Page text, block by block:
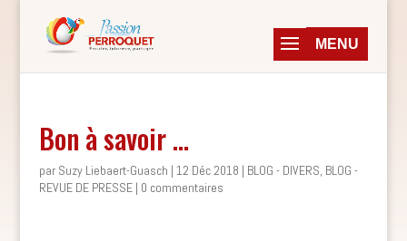
Bon à savoir …
par Suzy Liebaert-Guasch | 12 Déc 2018 | BLOG - DIVERS, BLOG -
REVUE DE PRESSE| 0 commentaires